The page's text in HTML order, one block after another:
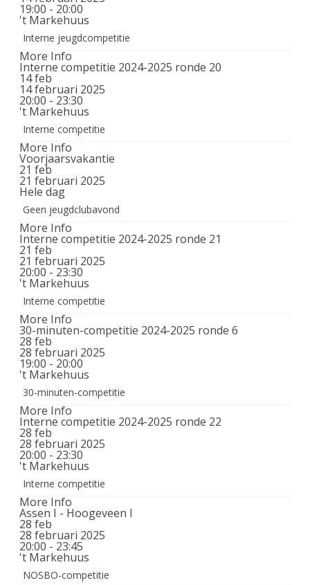
19:00 - 20:00
't Markehuus
Interne jeugdcompetitie
More Info
Interne competitie 2024-2025 ronde 20
14feb
14 februari 2025
20:00 - 23:30
't Markehuus
Interne competitie
More Info
Voorjaarsvakantie
21 feb
21 februari 2025
Hele dag
Geen jeugdclubavond
More Info
Interne competitie 2024-2025 ronde 21
21 feb
21 februari 2025
20:00 - 23:30
't Markehuus
Interne competitie
More Info
30-minuten-competitie 2024-2025 ronde 6
28 feb
28 februari 2025
19:00 - 20:00
't Markehuus
30-minuten-competitie
More Info
Interne competitie 2024-2025 ronde 22
28 feb
28 februari 2025
20:00 - 23:30
't Markehuus
Interne competitie
More Info
Assen I - Hoogeveen I
28 feb
28 februari 2025
20:00 - 23:45
't Markehuus
NOSBO-competitie